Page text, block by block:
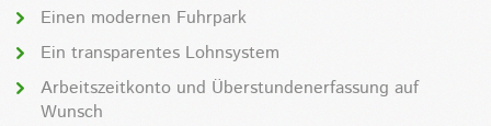
Einen modernen Fuhrpark
Ein transparentes Lohnsystem
Arbeitszeitkonto und Überstundenerfassung auf
Wunsch